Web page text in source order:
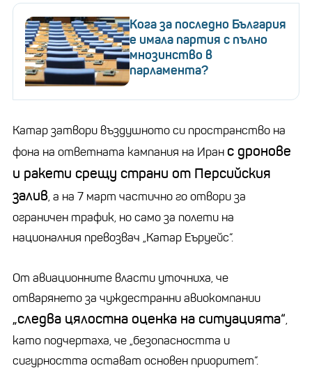
Кога за последно България
е имала партия с пълно
мнозинство в
парламента?
Катар затвори въздушното си пространство на
фона на ответната кампания на Иранс дронове
и ракети срещу страни от Персийския
залив, а на 7 март частично го отвори за
ограничен трафик, но само за полети на
националния превозвач „Катар Еъруейс“.
От авиационните власти уточниха, че
отварянето за чуждестранни авиокомпании
„следва цялостна оценка на ситуацията“,
като подчертаха, че „безопасността и
сигурността остават основен приоритет“.